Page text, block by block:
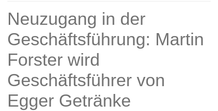
Neuzugang in der
Geschäftsführung: Martin
Forster wird
Geschäftsführer von
Egger Getränke